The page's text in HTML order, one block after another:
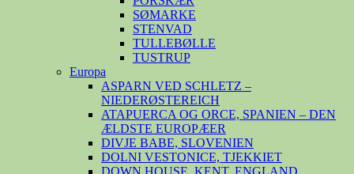
SØMARKE
STENVAD
TULLEBØLLE
TUSTRUP
Europa
ASPARN VED SCHLETZ –
NIEDERØSTEREICH
ATAPUERCA OG ORCE, SPANIEN – DEN
ÆLDSTE EUROPÆER
DIVJE BABE, SLOVENIEN
DOLNI VESTONICE, TJEKKIET
DOWN HOUSE, KENT, ENGLAND